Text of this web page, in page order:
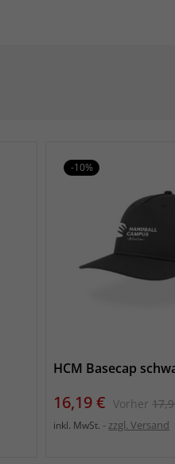
HCM Basecap
Preis
16,19 € Vorher
inkl. MwSt. zzgl. Versand
-10%